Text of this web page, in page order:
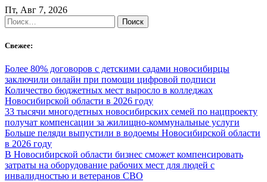
Skip
to
content
Пт, Авг 7, 2026
Найти:
Свежее:
Более 80% договоров с детскими садами новосибирцы
заключили онлайн при помощи цифровой подписи
Количество бюджетных мест выросло в колледжах
Новосибирской области в 2026 году
33 тысячи многодетных новосибирских семей по нацпроекту
получат компенсации за жилищно-коммунальные услуги
Больше пеляди выпустили в водоемы Новосибирской области
в 2026 году
В Новосибирской области бизнес сможет компенсировать
затраты на оборудование рабочих мест для людей с
инвалидностью и ветеранов СВО